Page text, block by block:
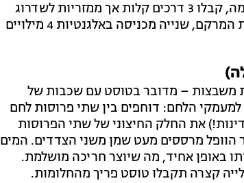
לטובת עמישראל כולו או לפחות אלו שעשו יד ביד עם הפחמימה, קבלו 3 דרכים קלות אך ממזריות לשדרוג
הטוסט הרגיל שאתם מתנחמים בו לעת ערב. אחת משפרת את המרקם, שנייה מכניסה באלגנטיות 4 מילויים
משבצות – מדובר בטוסט עם שכבות של
הלחם: דוחפים בין שתי פרוסות לחם
את החלק החיצוני של שתי הפרוסות
הוופל מרססים מעט שמן משני הצדדים. המים
באופן אחיד, מה שיוצר חריכה מושלמת.
קצרה תקבלו טוסט פריך מהחלומות.